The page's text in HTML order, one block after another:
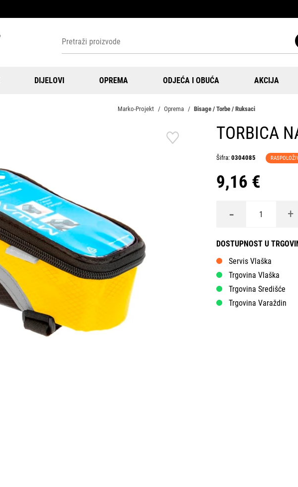
DIJELOVI OPREMA ODJEĆA I OBUĆA AKCIJA
Marko-Projekt Oprema Bisage / Torbe / Ruksaci
TORBICA
Šifra: 0304085
9,16 €
- +
DOSTUPNOST U
Servis Vlaška
Trgovina Vlaška
Trgovina Središće
Trgovina Varaždin